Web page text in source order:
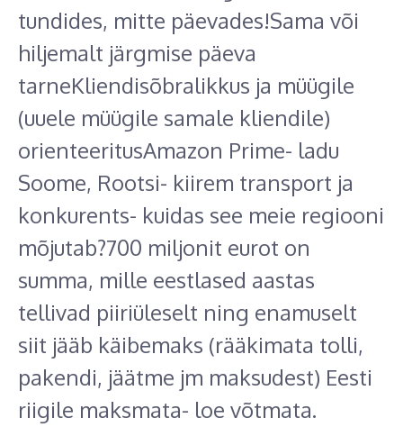
tundides, mitte päevades!Sama või
hiljemalt järgmise päeva
tarneKliendisõbralikkus ja müügile
(uuele müügile samale kliendile)
orienteeritusAmazon Prime- ladu
Soome, Rootsi- kiirem transport ja
konkurents- kuidas see meie regiooni
mõjutab?700 miljonit eurot on
summa, mille eestlased aastas
tellivad piiriüleselt ning enamuselt
siit jääb käibemaks (rääkimata tolli,
pakendi, jäätme jm maksudest) Eesti
riigile maksmata- loe võtmata.